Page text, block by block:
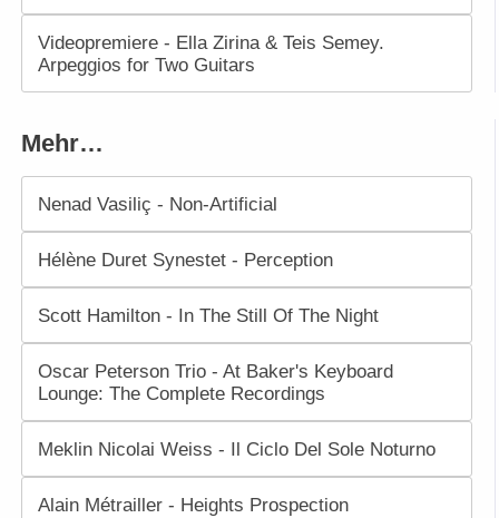
Videopremiere - Ella Zirina & Teis Semey.
Arpeggios for Two Guitars
Mehr…
Nenad Vasiliç - Non-Artificial
Hélène Duret Synestet - Perception
Scott Hamilton - In The Still Of The Night
Oscar Peterson Trio - At Baker's Keyboard
Lounge: The Complete Recordings
Meklin Nicolai Weiss - Il Ciclo Del Sole Noturno
Alain Métrailler - Heights Prospection